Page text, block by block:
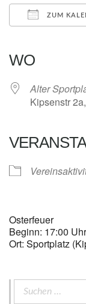
ZUM
WO
Alter
Kipsenstr
Osterfeuer
Beginn: 17:00 Uhr
Ort: Sportplatz
Suchen